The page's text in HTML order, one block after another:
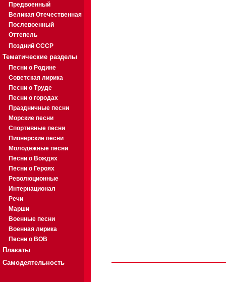
Предвоенный
Великая Отечественная
Послевоенный
Оттепель
Поздний СССР
Тематические разделы
Песни о Родине
Советская лирика
Песни о Труде
Песни о городах
Праздничные песни
Морские песни
Спортивные песни
Пионерские песни
Молодежные песни
Песни о Вождях
Песни о Героях
Революционные
Интернационал
Речи
Марши
Военные песни
Военная лирика
Песни о ВОВ
Плакаты
Самодеятельность